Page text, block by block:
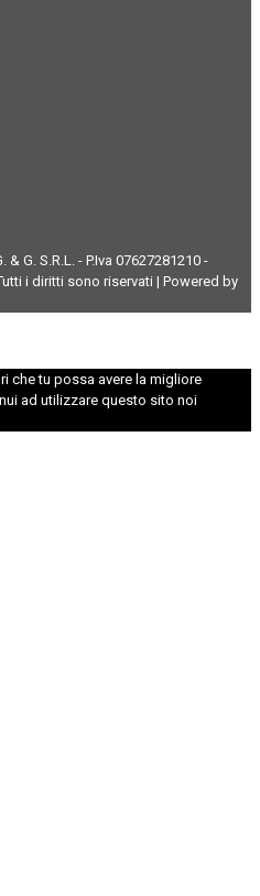
G. S.R.L. - P.Iva 07627281210 -
i diritti sono riservati | Powered by
che tu possa avere la migliore
ad utilizzare questo sito noi